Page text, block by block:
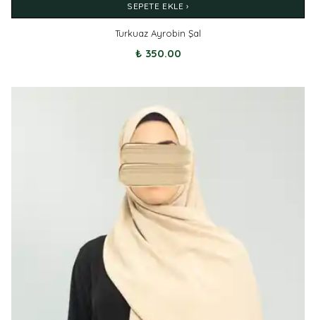
SEPETE EKLE ›
Turkuaz Ayrobin Şal
₺ 350.00